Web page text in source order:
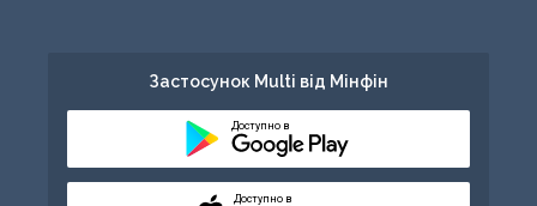
Застосунок Multi від Мінфін
Доступно в
Доступно в